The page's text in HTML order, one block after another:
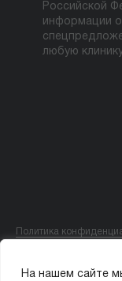
На нашем сайте
Российской
информации
любую
Политика